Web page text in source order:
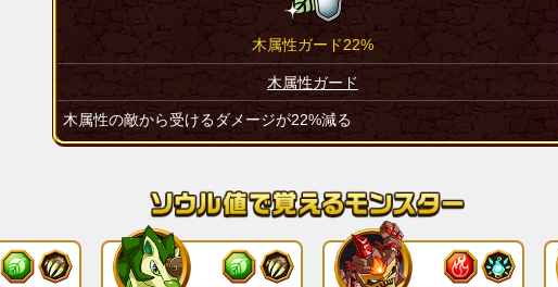
木属性ガード22%
木属性ガード
木属性の敵から受けるダメージが22%減る